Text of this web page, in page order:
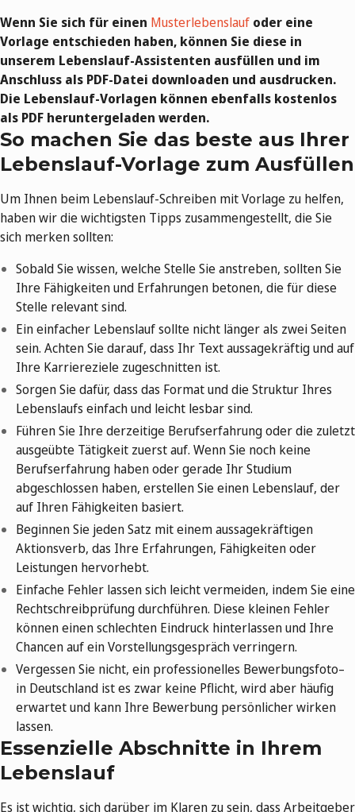
Wenn Sie sich für einen Musterlebenslauf oder eine
Vorlage entschieden haben, können Sie diese in
unserem Lebenslauf-Assistenten ausfüllen und im
Anschluss als PDF-Datei downloaden und ausdrucken.
Die Lebenslauf-Vorlagen können ebenfalls kostenlos
als PDF heruntergeladen werden.
So machen Sie das beste aus Ihrer
Lebenslauf-Vorlage zum Ausfüllen
Um Ihnen beim Lebenslauf-Schreiben mit Vorlage zu helfen,
haben wir die wichtigsten Tipps zusammengestellt, die Sie
sich merken sollten:
Sobald Sie wissen, welche Stelle Sie anstreben, sollten Sie
Ihre Fähigkeiten und Erfahrungen betonen, die für diese
Stelle relevant sind.
Ein einfacher Lebenslauf sollte nicht länger als zwei Seiten
sein. Achten Sie darauf, dass Ihr Text aussagekräftig und auf
Ihre Karriereziele zugeschnitten ist.
Sorgen Sie dafür, dass das Format und die Struktur Ihres
Lebenslaufs einfach und leicht lesbar sind.
Führen Sie Ihre derzeitige Berufserfahrung oder die zuletzt
ausgeübte Tätigkeit zuerst auf. Wenn Sie noch keine
Berufserfahrung haben oder gerade Ihr Studium
abgeschlossen haben, erstellen Sie einen Lebenslauf, der
auf Ihren Fähigkeiten basiert.
Beginnen Sie jeden Satz mit einem aussagekräftigen
Aktionsverb, das Ihre Erfahrungen, Fähigkeiten oder
Leistungen hervorhebt.
Einfache Fehler lassen sich leicht vermeiden, indem Sie eine
Rechtschreibprüfung durchführen. Diese kleinen Fehler
können einen schlechten Eindruck hinterlassen und Ihre
Chancen auf ein Vorstellungsgespräch verringern.
Vergessen Sie nicht, ein professionelles Bewerbungsfoto–
in Deutschland ist es zwar keine Pflicht, wird aber häufig
erwartet und kann Ihre Bewerbung persönlicher wirken
lassen.
Essenzielle Abschnitte in Ihrem
Lebenslauf
Es ist wichtig, sich darüber im Klaren zu sein, dass Arbeitgeber